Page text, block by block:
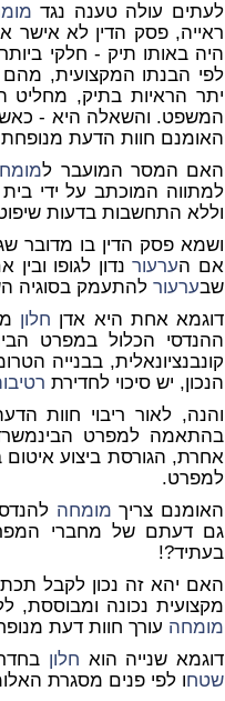
לעתים עולה טענה נגד
ראייה, פסק הדין לא אישר
היה באותו תיק - חלקי
לפי הבנתו המקצועית, מהם
יתר הראיות בתיק, מחליט
המשפט. והשאלה היא -
האומנם חוות הדעת
האם המסר המועבר ל
למתווה המוכתב על ידי
וללא התחשבות בדעות
ושמא פסק הדין בו מדובר
אם הערעורנדון לגופו
שבערעור להתעמק בסוגיה
דוגמא אחת היא אדן חלון
ההנדסי הכלול במפרט
קונבנציונאלית, בבנייה
הנכון, יש סיכוי לחדירת
והנה, לאור ריבוי חוות
בהתאמה למפרט
אחרת, הגורסת ביצוע
למפרט.
האומנם צריך מומחה
גם דעתם של מחברי
בעתיד?!
האם יהא זה נכון לקבל
מקצועית נכונה
מומחה עורך חוות דעת
דוגמא שנייה הוא חלון
שטחו לפי פנים מסגרת